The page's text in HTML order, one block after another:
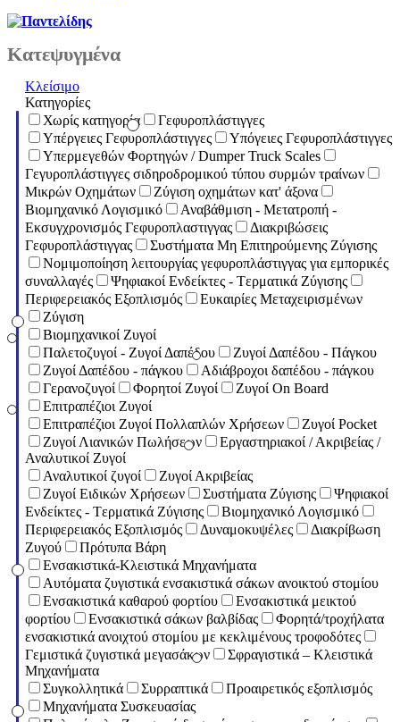
Κατεψυγμένα
Κλείσιμο
Κατηγορίες
Χωρίς κατηγορία
Γεφυροπλάστιγγες
Υπέργειες Γεφυροπλάστιγγες
Υπόγειες Γεφυροπλάστιγγες
Υπερμεγεθών Φορτηγών / Dumper Truck Scales
Γεγυροπλάστιγγες σιδηροδρομικού τύπου συρμών τραίνων
Μικρών Οχημάτων
Ζύγιση οχημάτων κατ' άξονα
Βιομηχανικό Λογισμικό
Αναβάθμιση - Μετατροπή -
Εκσυγχρονισμός Γεφυροπλαστιγγας
Διακριβώσεις
Γεφυροπλάστιγγας
Συστήματα Μη Επιτηρούμενης Ζύγισης
Νομιμοποίηση λειτουργίας γεφυροπλάστιγγας για εμπορικές
συναλλαγές
Ψηφιακοί Ενδείκτες - Tερματικά Ζύγισης
Περιφερειακός Εξοπλισμός
Ευκαιρίες Μεταχειρισμένων
Ζύγιση
Βιομηχανικοί Ζυγοί
Παλετοζυγοί - Ζυγοί Δαπέδου
Ζυγοί Δαπέδου - Πάγκου
Ζυγοί Δαπέδου - πάγκου
Αδιάβροχοι δαπέδου - πάγκου
Γερανοζυγοί
Φορητοί Ζυγοί
Ζυγοί On Board
Επιτραπέζιοι Ζυγοί
Επιτραπέζιοι Ζυγοί Πολλαπλών Χρήσεων
Ζυγοί Pocket
Ζυγοί Λιανικών Πωλήσεων
Εργαστηριακοί / Ακριβείας /
Αναλυτικοί Ζυγοί
Αναλυτικοί ζυγοί
Ζυγοί Ακριβείας
Ζυγοί Ειδικών Χρήσεων
Συστήματα Ζύγισης
Ψηφιακοί
Ενδείκτες - Tερματικά Ζύγισης
Βιομηχανικό Λογισμικό
Περιφερειακός Εξοπλισμός
Δυναμοκυψέλες
Διακρίβωση
Ζυγού
Πρότυπα Βάρη
Ενσακιστικά-Κλειστικά Μηχανήματα
Αυτόματα ζυγιστικά ενσακιστικά σάκων ανοικτού στομίου
Ενσακιστικά καθαρού φορτίου
Ενσακιστικά μεικτού
φορτίου
Eνσακιστικά σάκων βαλβίδας
Φορητά/τροχήλατα
ενσακιστικά ανοιχτού στομίου με κεκλιμένους τροφοδότες
Γεμιστικά ζυγιστικά μεγασάκων
Σφραγιστικά – Κλειστικά
Μηχανήματα
Συγκολλητικά
Συρραπτικά
Προαιρετικός εξοπλισμός
Μηχανήματα Συσκευασίας